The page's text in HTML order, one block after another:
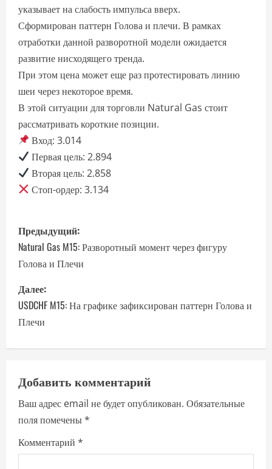
указывает на слабость импульса вверх.
Сформирован паттерн Голова и плечи. В рамках
отработки данной разворотной модели ожидается
развитие нисходящего тренда.
При этом цена может еще раз протестировать линию
шеи через некоторое время.
В этой ситуации для торговли Natural Gas стоит
рассматривать короткие позиции.
Вход: 3.014
Первая цель: 2.894
Вторая цель: 2.858
Стоп-ордер: 3.134
Н
а
в
и
г
а
ц
и
я
п
Предыдущий:
Natural Gas M15: Разворотный момент через фигуру
Голова и Плечи
Далее:
USDCHF M15: На графике зафиксирован паттерн Голова и
Плечи
Добавить комментарий
Ваш адрес email не будет опубликован. Обязательные
поля помечены*
Комментарий *